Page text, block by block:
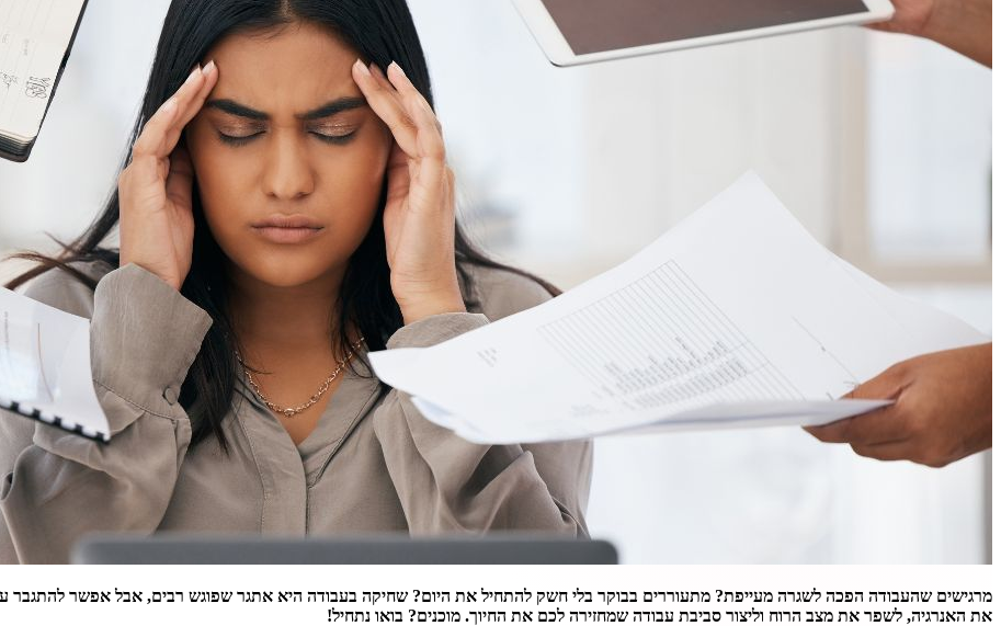
את האנרגיה, לשפר את מצב הרוח וליצור סביבת עבודה שמחזירה לכם את החיוך. מוכנים? בואו נתחיל!